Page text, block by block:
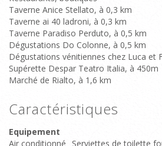
Taverne Anice Stellato, à 0,3 km
Taverne ai 40 ladroni, à 0,3 km
Taverne Paradiso Perduto, à 0,5 km
Dégustations Do Colonne, à 0,5 km
Dégustations vénitiennes chez Luca et
Supérette Despar Teatro Italia, à 450m
Marché de Rialto, à 1,6 km
Caractéristiques
Equipement
Air conditionné
Serviettes de toilette